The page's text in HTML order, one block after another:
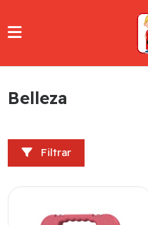
Belleza
Filtrar